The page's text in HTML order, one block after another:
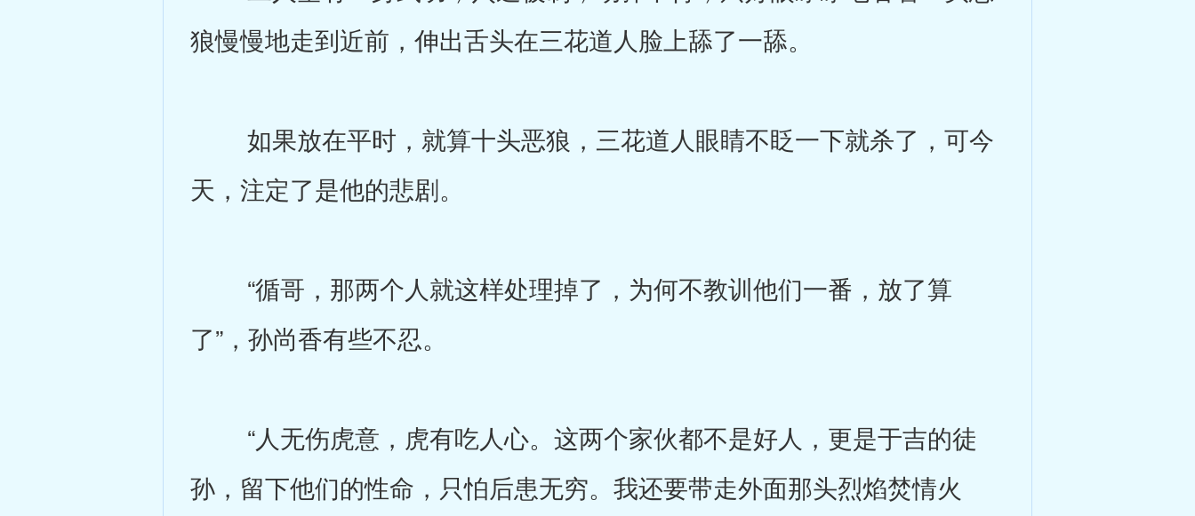
狼慢慢地走到近前，伸出舌头在三花道人脸上舔了一舔。
如果放在平时，就算十头恶狼，三花道人眼睛不眨一下就杀了，可今
天，注定了是他的悲剧。
“循哥，那两个人就这样处理掉了，为何不教训他们一番，放了算
了”，孙尚香有些不忍。
“人无伤虎意，虎有吃人心。这两个家伙都不是好人，更是于吉的徒
孙，留下他们的性命，只怕后患无穷。我还要带走外面那头烈焰焚情火